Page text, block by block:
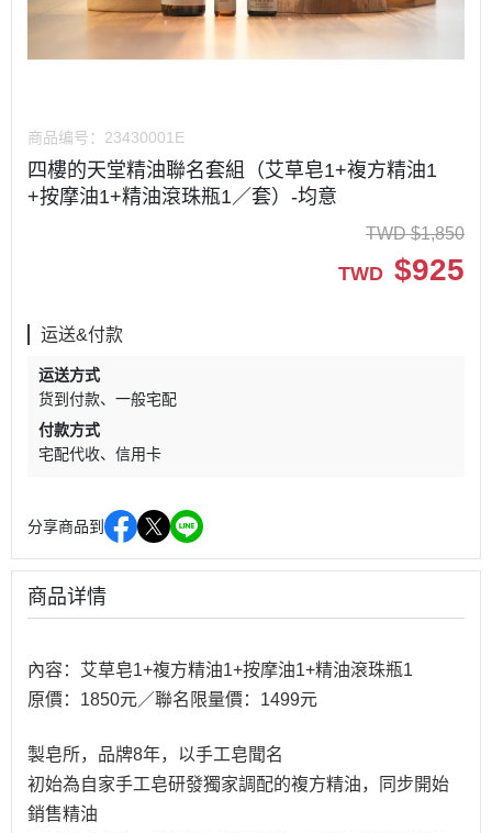
商品编号： 23430001E
四樓的天堂精油聯名套組（艾草皂1+複方精油1
+按摩油1+精油滾珠瓶1／套）-均意
TWD $1,850
TWD $925
运送&付款
运送方式
货到付款
一般宅配
付款方式
宅配代收
信用卡
分享商品到
商品详情
內容：艾草皂1+複方精油1+按摩油1+精油滾珠瓶1
原價：1850元／聯名限量價：1499元
製皂所，品牌8年，以手工皂聞名
初始為自家手工皂研發獨家調配的複方精油，同步開始
銷售精油